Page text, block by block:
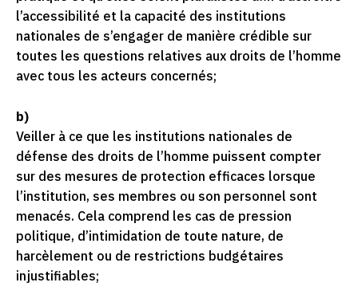
l’accessibilité et la capacité des institutions
nationales de s’engager de manière crédible sur
toutes les questions relatives aux droits de l’homme
avec tous les acteurs concernés;
b)
Veiller à ce que les institutions nationales de
défense des droits de l’homme puissent compter
sur des mesures de protection efficaces lorsque
l’institution, ses membres ou son personnel sont
menacés. Cela comprend les cas de pression
politique, d’intimidation de toute nature, de
harcèlement ou de restrictions budgétaires
injustifiables;